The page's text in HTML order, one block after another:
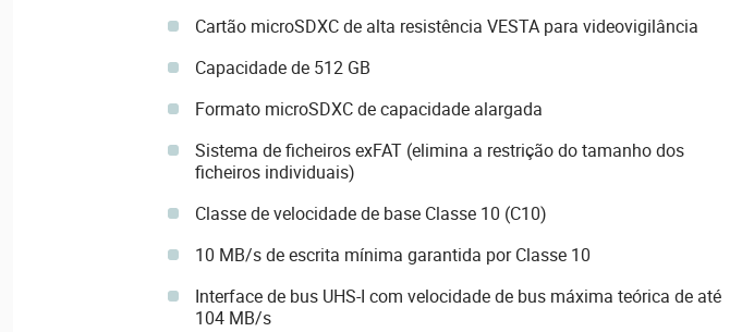
Cartão microSDXC de alta resistência VESTA para videovigilância
Capacidade de 512 GB
Formato microSDXC de capacidade alargada
Sistema de ficheiros exFAT (elimina a restrição do tamanho dos
ficheiros individuais)
Classe de velocidade de base Classe 10 (C10)
10 MB/s de escrita mínima garantida por Classe 10
Interface de bus UHS-I com velocidade de bus máxima teórica de até
104 MB/s